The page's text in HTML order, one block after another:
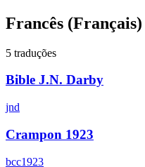
Francês (Français)
5 traduções
Bible J.N. Darby
jnd
Crampon 1923
bcc1923